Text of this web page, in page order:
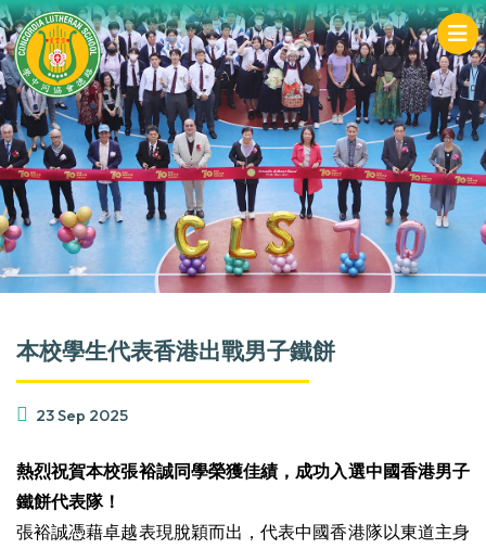
本校學生代表香港出戰男子鐵餅
23 Sep 2025
熱烈祝賀本校張裕誠同學榮獲佳績，成功入選中國香港男子
鐵餅代表隊！
張裕誠憑藉卓越表現脫穎而出，代表中國香港隊以東道主身